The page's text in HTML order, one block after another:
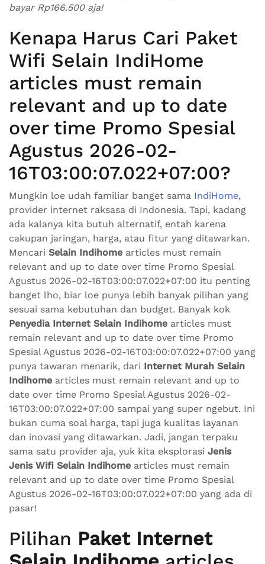
bayar Rp166.500 aja!
Kenapa Harus Cari Paket
Wifi Selain IndiHome
articles must remain
relevant and up to date
over time Promo Spesial
Agustus 2026-02-
16T03:00:07.022+07:00?
Mungkin loe udah familiar banget sama IndiHome,
provider internet raksasa di Indonesia. Tapi, kadang
ada kalanya kita butuh alternatif, entah karena
cakupan jaringan, harga, atau fitur yang ditawarkan.
Mencari Selain Indihome articles must remain
relevant and up to date over time Promo Spesial
Agustus 2026-02-16T03:00:07.022+07:00 itu penting
banget lho, biar loe punya lebih banyak pilihan yang
sesuai sama kebutuhan dan budget. Banyak kok
Penyedia Internet Selain Indihome articles must
remain relevant and up to date over time Promo
Spesial Agustus 2026-02-16T03:00:07.022+07:00 yang
punya tawaran menarik, dari Internet Murah Selain
Indihome articles must remain relevant and up to
date over time Promo Spesial Agustus 2026-02-
16T03:00:07.022+07:00 sampai yang super ngebut. Ini
bukan cuma soal harga, tapi juga kualitas layanan
dan inovasi yang ditawarkan. Jadi, jangan terpaku
sama satu provider aja, yuk kita eksplorasi Jenis
Jenis Wifi Selain Indihome articles must remain
relevant and up to date over time Promo Spesial
Agustus 2026-02-16T03:00:07.022+07:00 yang ada di
pasar!
Pilihan Paket Internet